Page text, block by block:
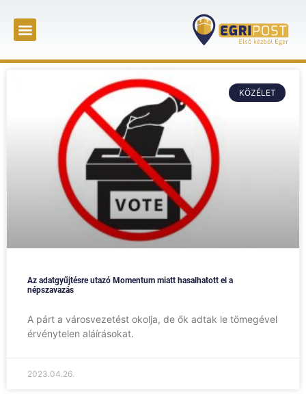
KÖZÉLET
Az adatgyűjtésre utazó Momentum miatt hasalhatott el a
népszavazás
A párt a városvezetést okolja, de ők adtak le tömegével
érvénytelen aláírásokat.
2023.04.26.